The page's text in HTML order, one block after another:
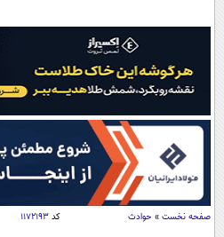
آرشیو
نظرسنجی
آب و هوا
اوقات شرعی
سواد زندگی
اقتصاد
صفحه نخست » حوادث کد ۱۱۷۲۱۹۳